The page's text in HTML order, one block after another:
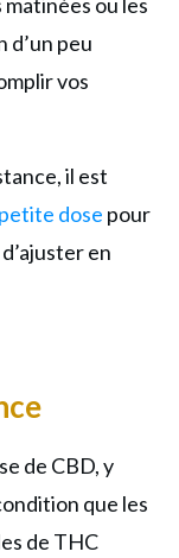
d’un peu
vos
il est
dose pour
en
de CBD, y
que les
de THC